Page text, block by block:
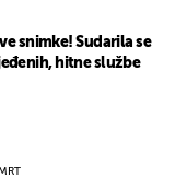
snimke! Sudarila se
hitne službe